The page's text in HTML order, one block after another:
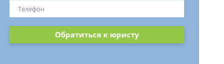
Обратиться к юристу